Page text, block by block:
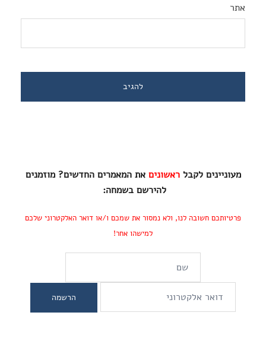
אתר
מעוניינים לקבלראשונים את המאמרים החדשים? מוזמנים
להירשם בשמחה:
פרטיותכם חשובה לנו, ולא נמסור את שמכם ו/או דואר האלקטרוני שלכם
למישהו אחר!